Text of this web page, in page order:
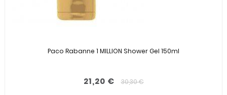
Paco Rabanne 1 MILLION Shower Gel 150ml
21,20 € 30,30 €